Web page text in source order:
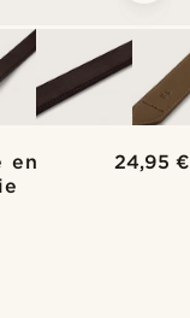
en
24,95 €